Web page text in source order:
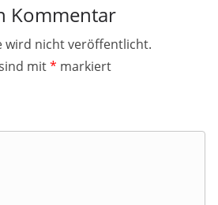
Kommentar
wird nicht veröffentlicht.
mit* markiert